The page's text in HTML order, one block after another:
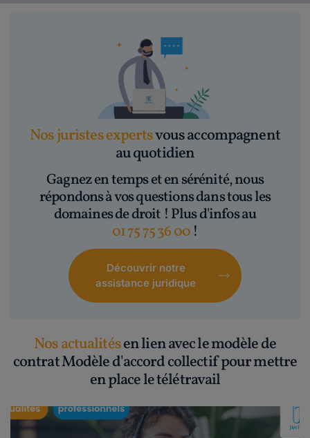
Nos juristes expertsvous accompagnent
au quotidien
Gagnez en temps et en sérénité, nous
répondons à vos questions dans tous les
domaines de droit ! Plus d'infos au
01 75 75 36 00 !
Découvrir notre
assistance juridique
Nos actualitésen lien avec le modèle de
contrat Modèle d'accord collectif pour mettre
en place le télétravail